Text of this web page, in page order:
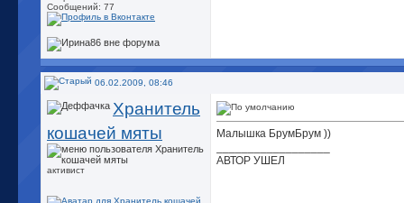
Сообщений: 77
06.02.2009, 08:46
Хранитель
кошачей мяты
активист
Малышка БрумБрум ))
АВТОР УШЕЛ